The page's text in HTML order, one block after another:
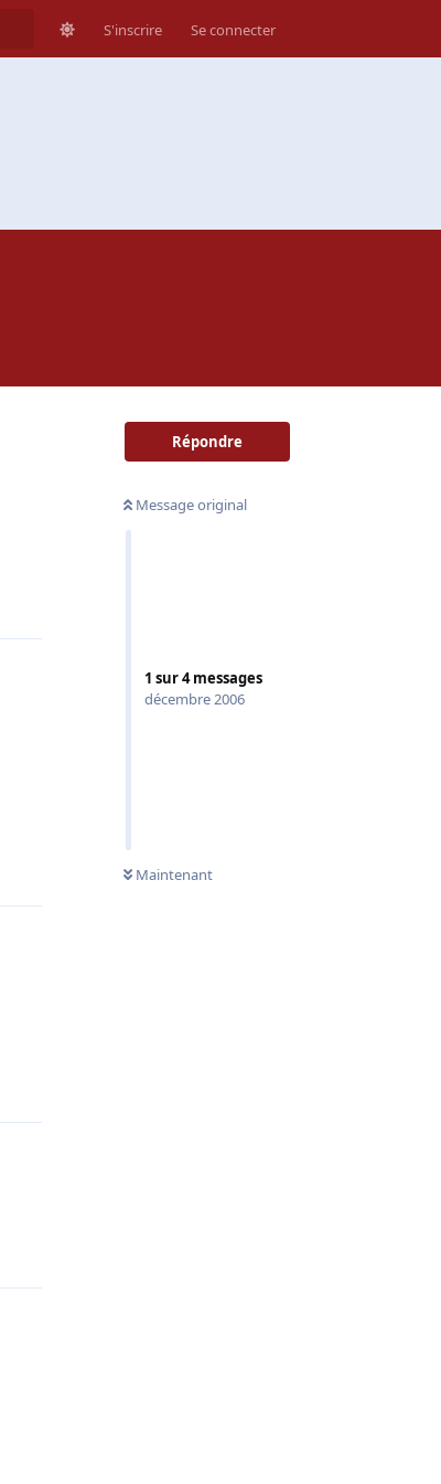
S'inscrire Se connecter
Répondre
Message original
1 sur4messages
décembre 2006
Maintenant